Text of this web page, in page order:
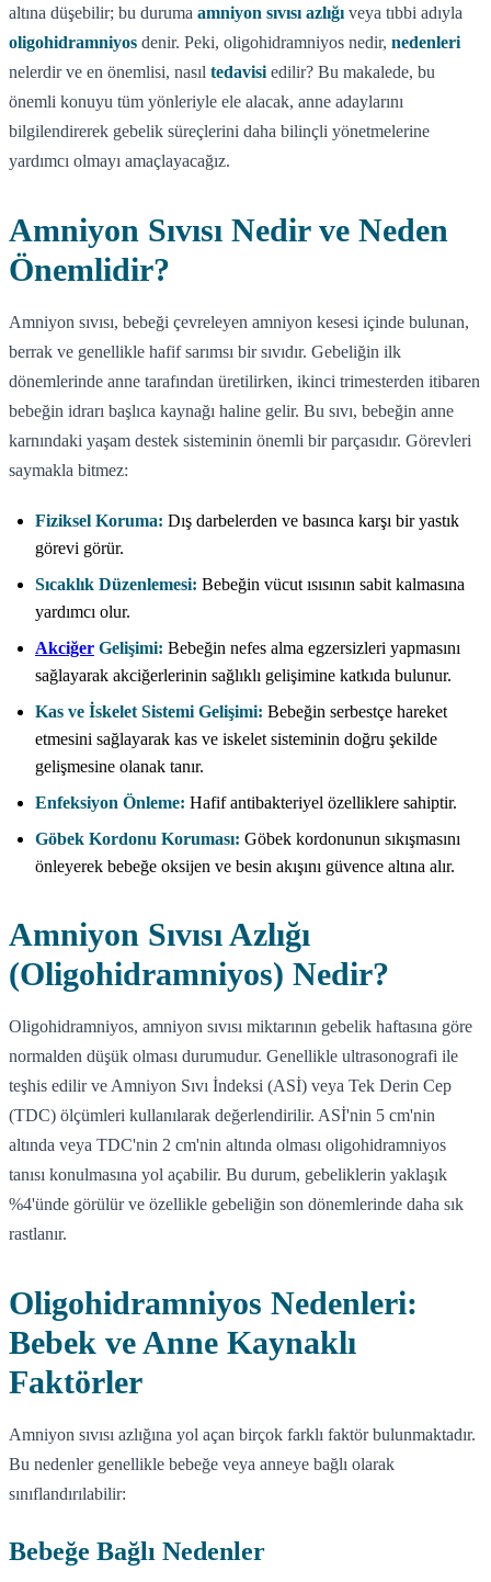
altına düşebilir; bu duruma amniyon sıvısı azlığı veya tıbbi adıyla
oligohidramniyos denir. Peki, oligohidramniyos nedir, nedenleri
nelerdir ve en önemlisi, nasıl tedavisi edilir? Bu makalede, bu
önemli konuyu tüm yönleriyle ele alacak, anne adaylarını
bilgilendirerek gebelik süreçlerini daha bilinçli yönetmelerine
yardımcı olmayı amaçlayacağız.
Amniyon Sıvısı Nedir ve Neden
Önemlidir?
Amniyon sıvısı, bebeği çevreleyen amniyon kesesi içinde bulunan,
berrak ve genellikle hafif sarımsı bir sıvıdır. Gebeliğin ilk
dönemlerinde anne tarafından üretilirken, ikinci trimesterden itibaren
bebeğin idrarı başlıca kaynağı haline gelir. Bu sıvı, bebeğin anne
karnındaki yaşam destek sisteminin önemli bir parçasıdır. Görevleri
saymakla bitmez:
Fiziksel Koruma: Dış darbelerden ve basınca karşı bir yastık
görevi görür.
Sıcaklık Düzenlemesi: Bebeğin vücut ısısının sabit kalmasına
yardımcı olur.
Akciğer Gelişimi: Bebeğin nefes alma egzersizleri yapmasını
sağlayarak akciğerlerinin sağlıklı gelişimine katkıda bulunur.
Kas ve İskelet Sistemi Gelişimi: Bebeğin serbestçe hareket
etmesini sağlayarak kas ve iskelet sisteminin doğru şekilde
gelişmesine olanak tanır.
Enfeksiyon Önleme: Hafif antibakteriyel özelliklere sahiptir.
Göbek Kordonu Koruması: Göbek kordonunun sıkışmasını
önleyerek bebeğe oksijen ve besin akışını güvence altına alır.
Amniyon Sıvısı Azlığı
(Oligohidramniyos) Nedir?
Oligohidramniyos, amniyon sıvısı miktarının gebelik haftasına göre
normalden düşük olması durumudur. Genellikle ultrasonografi ile
teşhis edilir ve Amniyon Sıvı İndeksi (ASİ) veya Tek Derin Cep
(TDC) ölçümleri kullanılarak değerlendirilir. ASİ'nin 5 cm'nin
altında veya TDC'nin 2 cm'nin altında olması oligohidramniyos
tanısı konulmasına yol açabilir. Bu durum, gebeliklerin yaklaşık
%4'ünde görülür ve özellikle gebeliğin son dönemlerinde daha sık
rastlanır.
Oligohidramniyos Nedenleri:
Bebek ve Anne Kaynaklı
Faktörler
Amniyon sıvısı azlığına yol açan birçok farklı faktör bulunmaktadır.
Bu nedenler genellikle bebeğe veya anneye bağlı olarak
sınıflandırılabilir:
Bebeğe Bağlı Nedenler